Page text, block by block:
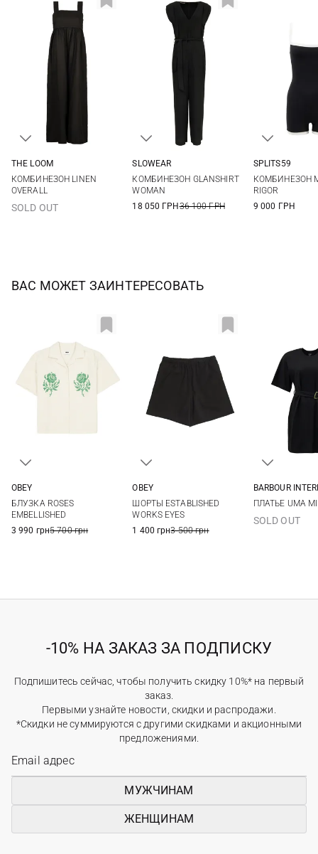
THE LOOM
КОМБИНЕЗОН LINEN
OVERALL
SOLD OUT
SLOWEAR
КОМБИНЕЗОН GLANSHIRT
WOMAN
18 050 ГРН36 100 ГРН
SPLITS59
КОМБИНЕЗОН
RIGOR
9 000 ГРН
ВАС МОЖЕТ ЗАИНТЕРЕСОВАТЬ
OBEY
БЛУЗКА ROSES
EMBELLISHED
3 990 грн5 700 грн
XL
OBEY
ШОРТЫ ESTABLISHED
WORKS EYES
1 400 грн3 500 грн
BARBOUR
ПЛАТЬЕ UMA
SOLD OUT
-10% НА ЗАКАЗ ЗА ПОДПИСКУ
Подпишитесь сейчас, чтобы получить скидку 10%* на первый
заказ.
Первыми узнайте новости, скидки и распродажи.
*Скидки не суммируются с другими скидками и акционными
предложениями.
МУЖЧИНАМ
ЖЕНЩИНАМ